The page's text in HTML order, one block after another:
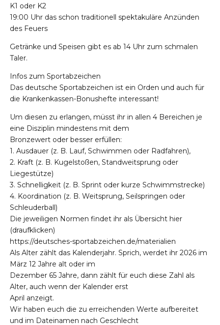
K1 oder K2
19:00 Uhr das schon traditionell spektakuläre Anzünden
des Feuers
Getränke und Speisen gibt es ab 14 Uhr zum schmalen
Taler.
Infos zum Sportabzeichen
Das deutsche Sportabzeichen ist ein Orden und auch für
die Krankenkassen-Bonushefte interessant!
Um diesen zu erlangen, müsst ihr in allen 4 Bereichen je
eine Disziplin mindestens mit dem
Bronzewert oder besser erfüllen:
1. Ausdauer (z. B. Lauf, Schwimmen oder Radfahren),
2. Kraft (z. B. Kugelstoßen, Standweitsprung oder
Liegestütze)
3. Schnelligkeit (z. B. Sprint oder kurze Schwimmstrecke)
4. Koordination (z. B. Weitsprung, Seilspringen oder
Schleuderball)
Die jeweiligen Normen findet ihr als Übersicht hier
(draufklicken)
https://deutsches-sportabzeichen.de/materialien
Als Alter zählt das Kalenderjahr. Sprich, werdet ihr 2026 im
März 12 Jahre alt oder im
Dezember 65 Jahre, dann zählt für euch diese Zahl als
Alter, auch wenn der Kalender erst
April anzeigt.
Wir haben euch die zu erreichenden Werte aufbereitet
und im Dateinamen nach Geschlecht